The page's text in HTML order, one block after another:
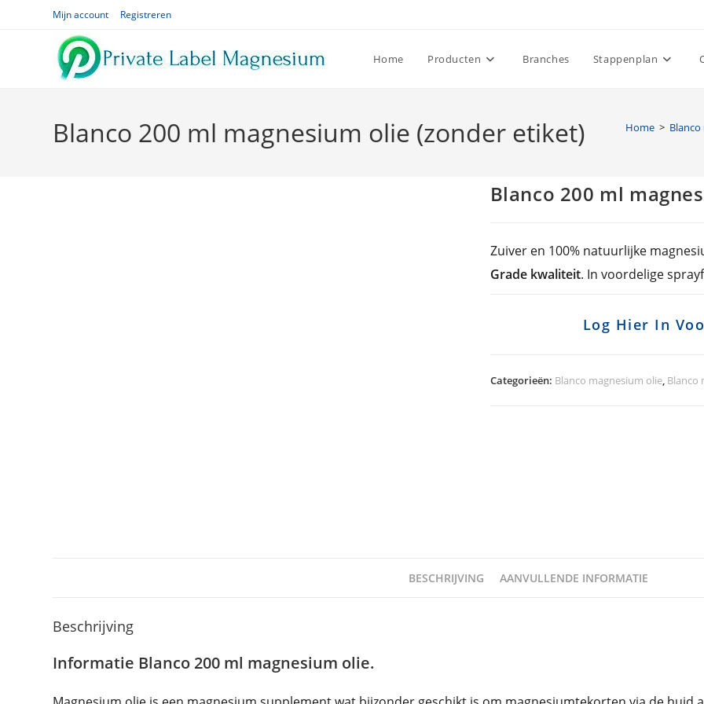
Mijn account Registreren
Home Producten Branches Stappenplan
Blanco 200 ml magnesium olie (zonder etiket) Home >
Blanco 200 ml
Zuiver en 100% natuurlijke
Grade kwaliteit. In voordelige
Log Hier In
Categorieën: Blanco magnesium olie, Blanco
BESCHRIJVING AANVULLENDE INFORMATIE
Beschrijving
Informatie Blanco 200 ml magnesium olie.